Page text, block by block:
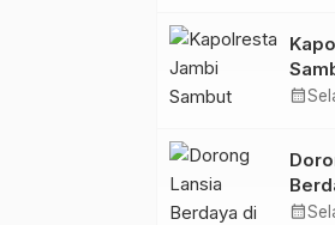
Butir
calendar_month
calendar_month